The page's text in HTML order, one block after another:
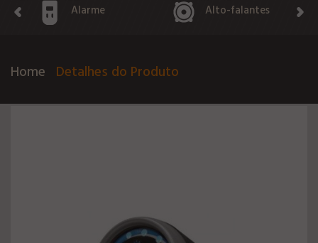
Alarme Alto-falantes
Home Detalhes do Produto